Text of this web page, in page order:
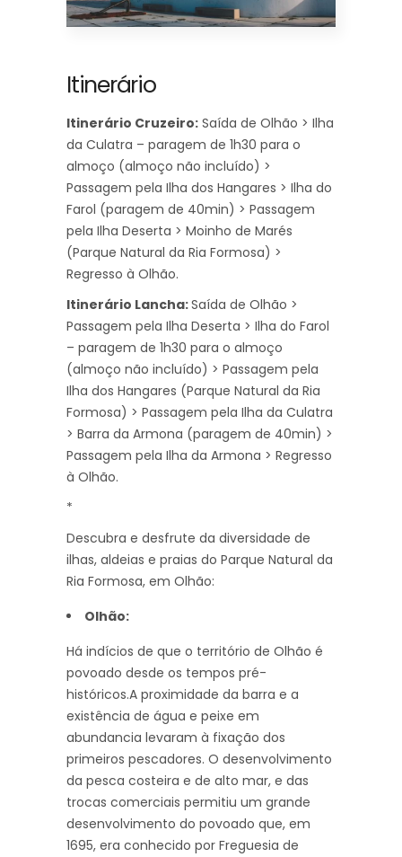
Itinerário
Itinerário Cruzeiro: Saída de Olhão > Ilha
da Culatra – paragem de 1h30 para o
almoço (almoço não incluído) >
Passagem pela Ilha dos Hangares > Ilha do
Farol (paragem de 40min) > Passagem
pela Ilha Deserta > Moinho de Marés
(Parque Natural da Ria Formosa) >
Regresso à Olhão.
Itinerário Lancha:Saída de Olhão >
Passagem pela Ilha Deserta > Ilha do Farol
– paragem de 1h30 para o almoço
(almoço não incluído) > Passagem pela
Ilha dos Hangares (Parque Natural da Ria
Formosa) > Passagem pela Ilha da Culatra
> Barra da Armona (paragem de 40min) >
Passagem pela Ilha da Armona > Regresso
à Olhão.
*
Descubra e desfrute da diversidade de
ilhas, aldeias e praias do Parque Natural da
Ria Formosa, em Olhão:
Olhão:
Há indícios de que o território de Olhão é
povoado desde os tempos pré-
históricos.A proximidade da barra e a
existência de água e peixe em
abundancia levaram à fixação dos
primeiros pescadores. O desenvolvimento
da pesca costeira e de alto mar, e das
trocas comerciais permitiu um grande
desenvolvimento do povoado que, em
1695, era conhecido por Freguesia de